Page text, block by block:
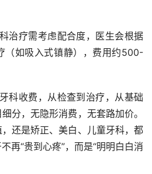
（如吸入式镇静），费用约500-
分，无隐形消费，无套路加价。
还是矫正、美白、儿童牙科，都
再“贵到心疼”，而是“明明白白消